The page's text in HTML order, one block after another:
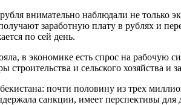
внимательно наблюдали не только
заработную плату в рублях и
по сей день.
в экономике есть спрос на рабочую
и сельского хозяйства и
почти половину из трех
санкции, имеет перспективы